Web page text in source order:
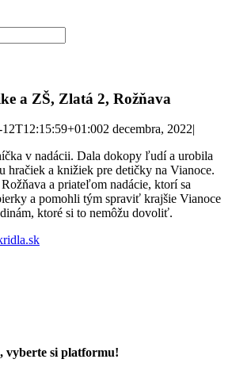
a ZŠ, Zlatá 2, Rožňava
2 decembra, 2022|
v nadácii. Dala dokopy ľudí a urobila
hračiek a knižiek pre detičky na Vianoce.
a priateľom nadácie, ktorí sa
a pomohli tým spraviť krajšie Vianoce
ktoré si to nemôžu dovoliť.
si platformu!